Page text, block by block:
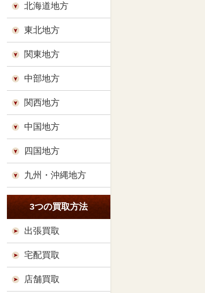
北海道地方
東北地方
関東地方
中部地方
関西地方
中国地方
四国地方
九州・沖縄地方
3つの買取方法
出張買取
宅配買取
店舗買取